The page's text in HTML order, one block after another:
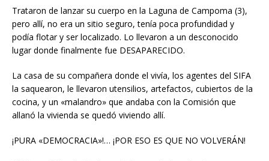
Trataron de lanzar su cuerpo en la Laguna de Campoma (3),
pero allí, no era un sitio seguro, tenía poca profundidad y
podía flotar y ser localizado. Lo llevaron a un desconocido
lugar donde finalmente fue DESAPARECIDO.
La casa de su compañera donde el vivía, los agentes del SIFA
la saquearon, le llevaron utensilios, artefactos, cubiertos de la
cocina, y un «malandro» que andaba con la Comisión que
allanó la vivienda se quedó viviendo allí.
¡PURA «DEMOCRACIA»!… ¡POR ESO ES QUE NO VOLVERÁN!